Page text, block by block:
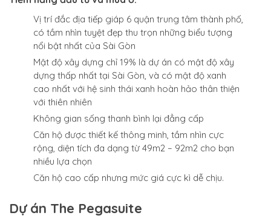
Vị trí đắc địa tiếp giáp 6 quận trung tâm thành phố,
có tầm nhìn tuyệt đẹp thu trọn những biểu tượng
nổi bật nhất của Sài Gòn
Mật độ xây dựng chỉ 19% là dự án có mật độ xây
dựng thấp nhất tại Sài Gòn, và có mật độ xanh
cao nhất với hệ sinh thái xanh hoàn hảo thân thiện
với thiên nhiên
Không gian sống thanh bình lại đẳng cấp
Căn hộ được thiết kế thông minh, tầm nhìn cực
rộng, diện tích đa dạng từ 49m2 – 92m2 cho bạn
nhiều lựa chọn
Căn hộ cao cấp nhưng mức giá cực kì dễ chịu.
Dự án The Pegasuite